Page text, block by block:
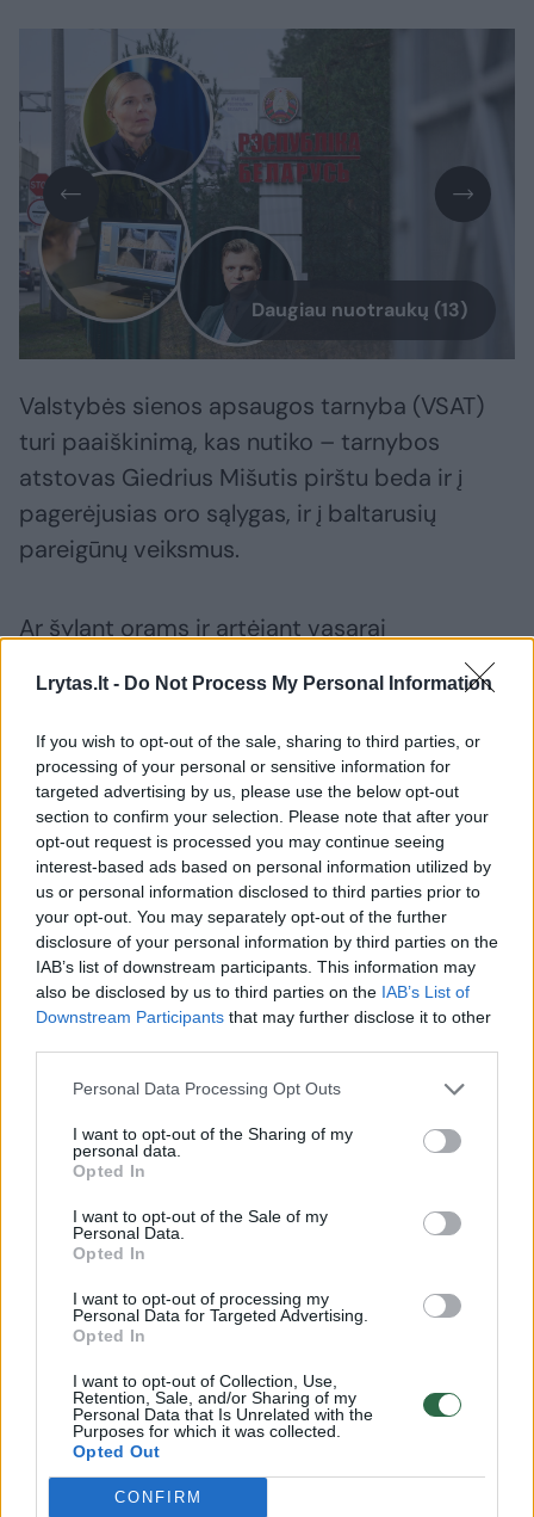
Lrytas.lt - Do Not Process My Personal Information
If you wish to opt-out of the sale, sharing to third parties, or
processing of your personal or sensitive information for
targeted advertising by us, please use the below opt-out
section to confirm your selection. Please note that after your
opt-out request is processed you may continue seeing
interest-based ads based on personal information utilized by
us or personal information disclosed to third parties prior to
your opt-out. You may separately opt-out of the further
disclosure of your personal information by third parties on the
IAB’s list of downstream participants. This information may
also be disclosed by us to third parties on the IAB’s List of
Downstream Participants that may further disclose it to other
Personal Data Processing Opt Outs
I want to opt-out of the Sharing of my
personal data.
Opted In
I want to opt-out of the Sale of my
Personal Data.
Opted In
I want to opt-out of processing my
Personal Data for Targeted Advertising.
Opted In
I want to opt-out of Collection, Use,
Retention, Sale, and/or Sharing of my
Personal Data that Is Unrelated with the
Purposes for which it was collected.
Opted Out
CONFIRM
Daugiau nuotraukų (13)
Valstybės sienos apsaugos tarnyba (VSAT)
turi paaiškinimą, kas nutiko – tarnybos
atstovas Giedrius Mišutis pirštu beda ir į
pagerėjusias oro sąlygas, ir į baltarusių
pareigūnų veiksmus.
Ar šylant orams ir artėjant vasarai
pasieniečiai vėl susidurs su rimtais iššūkiais
– kol kas neaišku.
Jau taip pat galvojama ir apie rudenį, kai visai
šalia Lietuvos sienos vyks nemažai nerimo
keliančios pratybos „Zapad“.
Tuo metu politikai ramina – anot jų, Lietuvos
institucijos pasiruošusios bet kokioms
provokacijoms, o šių, tikėtina, netolimoje
svarbiausia kažko nepražiūrėti“, – aiškino
buvusi vidaus reikalų ministrė Agnė Bilotaitė.
Norite skaityti toliau?
Prisijunkite prie mūsų bendruomenės ir tapkite
prenumeratoriumi
Vos nuo 1 Eur / mėn.